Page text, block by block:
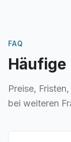
FAQ
Häufige
Preise,
bei weiteren